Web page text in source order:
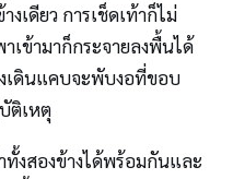
เดียว การเช็ดเท้าก็ไม่
ข้ามาก็กระจายลงพื้นได้
เดินแคบจะพับงอที่ขอบ
ติเหตุ
งสองข้างได้พร้อมกันและ